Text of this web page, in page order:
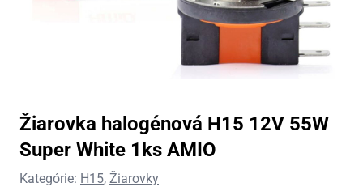
Žiarovka halogénová H15 12V 55W
Super White 1ks AMIO
Kategórie: H15, Žiarovky